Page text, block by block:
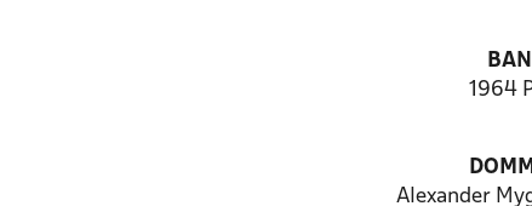
1964
Alexander